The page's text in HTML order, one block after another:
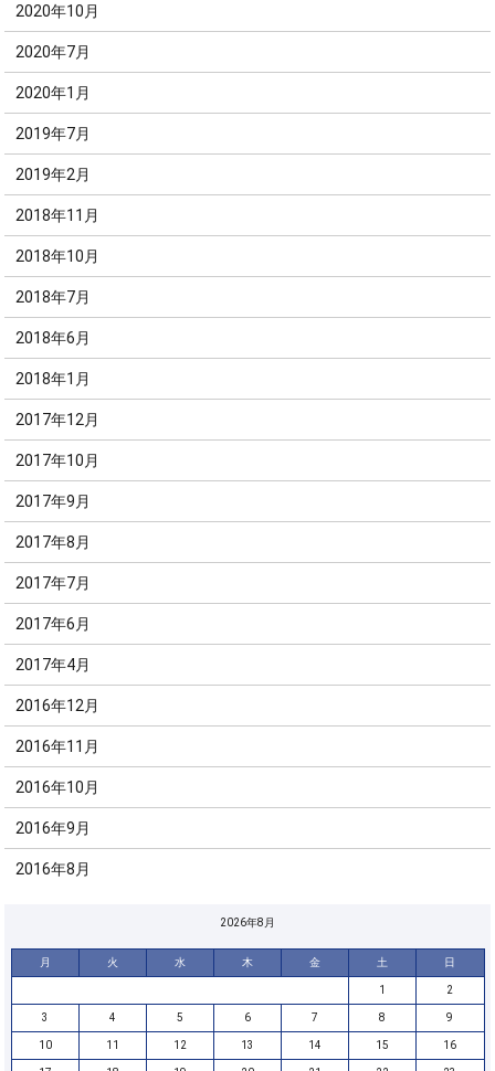
2020年10月
2020年7月
2020年1月
2019年7月
2019年2月
2018年11月
2018年10月
2018年7月
2018年6月
2018年1月
2017年12月
2017年10月
2017年9月
2017年8月
2017年7月
2017年6月
2017年4月
2016年12月
2016年11月
2016年10月
2016年9月
2016年8月
2026年8月
月 火 水 木 金 土 日
1 2
3 4 5 6 7 8 9
10 11 12 13 14 15 16